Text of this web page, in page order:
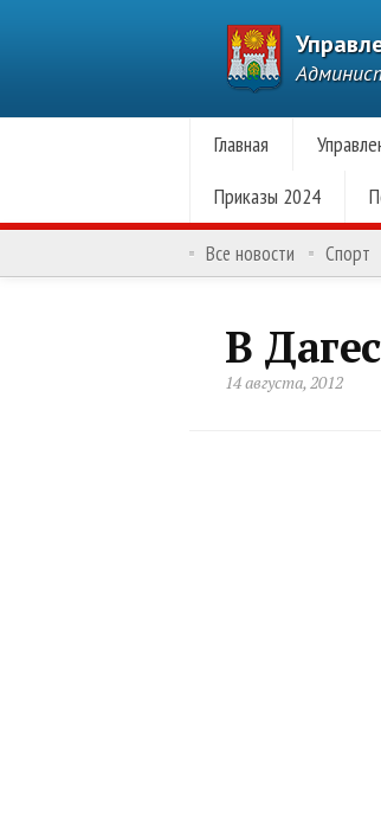
Главная
Приказы 2024
Все новости Спорт
В
14 августа, 2012